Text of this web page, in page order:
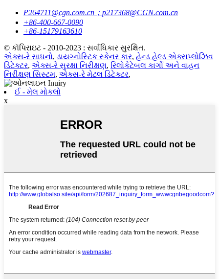
P264711@cgn.com.cn；p217368@CGN.com.cn
+86-400-667-0090
+86-15179163610
© કૉપિરાઇટ - 2010-2023 : સર્વાધિકાર સુરક્ષિત.
એક્સ-રે સાધનો, ડાયગ્નોસ્ટિક સ્કેનર કાર, હેન્ડ હેલ્ડ એક્સપ્લોઝિવ
ડિટેક્ટર, એક્સ-રે સુરક્ષા નિરીક્ષણ, રિલોકેટેબલ કાર્ગો અને વાહન
નિરીક્ષણ સિસ્ટમ, એક્સ-રે મેટલ ડિટેક્ટર,
ઈ - મેલ મોકલો
x